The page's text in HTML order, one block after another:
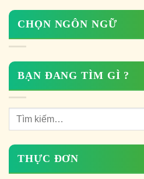
CHỌN NGÔN NGỮ
BẠN ĐANG TÌM GÌ ?
THỰC ĐƠN